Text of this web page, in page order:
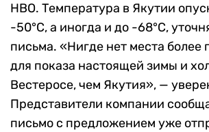
HBO. Температура в Якутии
-50°C, а иногда и до -68°C,
письма. «Нигде нет места более
для показа настоящей зимы и
Вестеросе, чем Якутия», —
Представители компании
письмо с предложением уже